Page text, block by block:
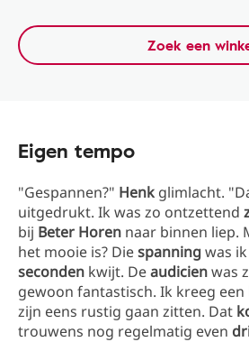
Zoek een
Eigen tempo
"Gespannen?" Henk glimlacht.
uitgedrukt. Ik was zo ontzettend
bij Beter Horen naar binnen liep.
het mooie is? Diespanningwas
seconden kwijt. Deaudicienwas
gewoon fantastisch. Ik kreeg een
zijn eens rustig gaan zitten. Dat
trouwens nog regelmatig even